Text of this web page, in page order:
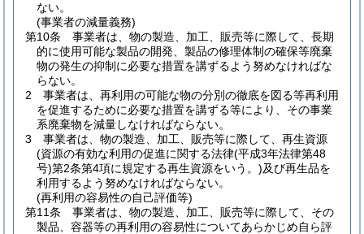
ない。
(事業者の減量義務)
第10条
事業者は、物の製造、加工、販売等に際して、長期
的に使用可能な製品の開発、製品の修理体制の確保等廃棄
物の発生の抑制に必要な措置を講ずるよう努めなければな
らない。
2
事業者は、再利用の可能な物の分別の徹底を図る等再利用
を促進するために必要な措置を講ずる等により、その事業
系廃棄物を減量しなければならない。
3
事業者は、物の製造、加工、販売等に際して、再生資源
(資源の有効な利用の促進に関する法律(平成3年法律第48
号)第2条第4項に規定する再生資源をいう。)及び再生品を
利用するよう努めなければならない。
(再利用の容易性の自己評価等)
第11条
事業者は、物の製造、加工、販売等に際して、その
製品、容器等の再利用の容易性についてあらかじめ自ら評